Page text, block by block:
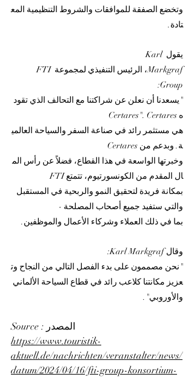
وتخضع الصفقة للموافقات والشروط التنظيمية المع
تادة.
يقول Karl
Markgraf، الرئيس التنفيذي لمجموعة FTI
Group:
"يسعدنا أن نعلن عن شراكتنا مع التحالف الذي تقود
هي مستثمر رائد في صناعة السفر والسياحة العالمي
وخبرتها الواسعة في هذا القطاع، فضلاً عن رأس الم
ال المقدم من الكونسورتيوم، تتمتع FTI
بمكانة فريدة لتحقيق النمو والربحية في المستقبل
والتي ستفيد جميع أصحاب المصلحة -
بما في ذلك العملاء وشركاء الأعمال والموظفين.
وقال Karl Markgraf:
"نحن مصممون على بدء الفصل التالي من النجاح وت
عزيز مكانتنا كلاعب رائد في قطاع السياحة الألماني
والأوروبي".
https://www.touristik-
aktuell.de/nachrichten/veranstalter/news/
datum/2024/04/16/fti-group-konsortium-